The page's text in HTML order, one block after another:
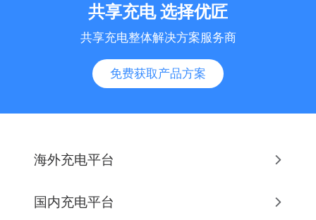
共享充电 选择优匠
共享充电整体解决方案服务商
免费获取产品方案
海外充电平台
国内充电平台